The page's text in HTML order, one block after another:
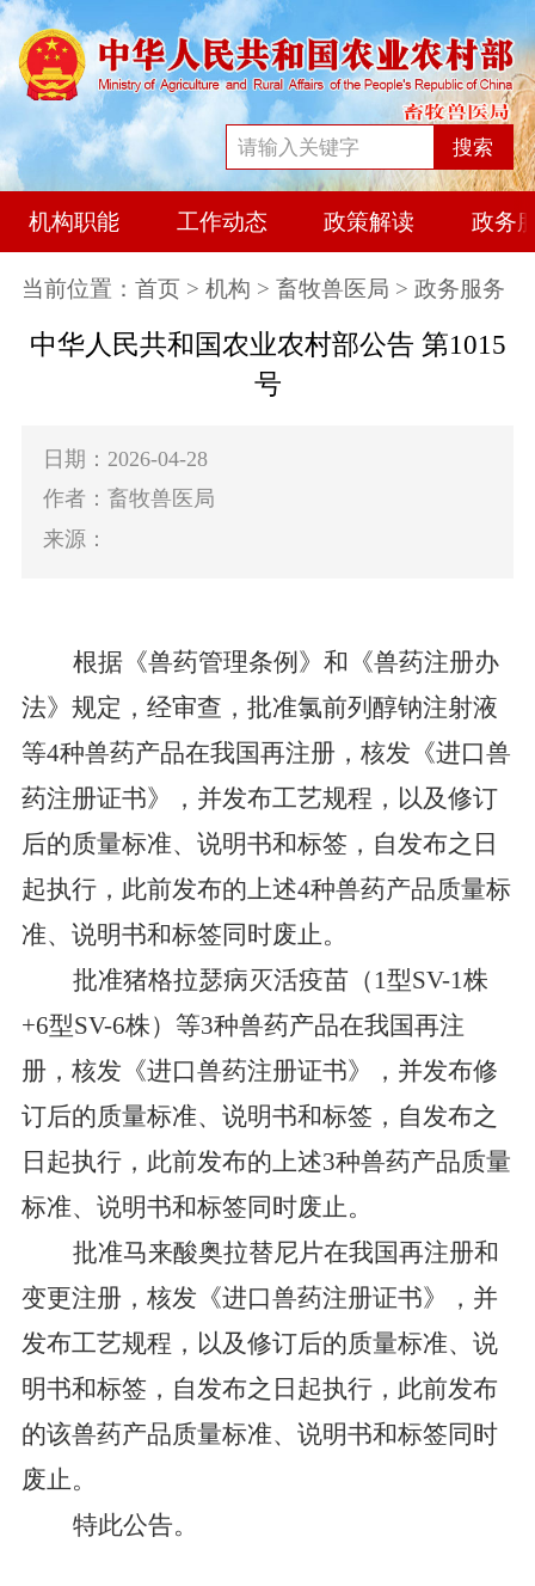
搜索
机构职能 工作动态 政策解读 政务
当前位置： 首页 > 机构 > 畜牧兽医局 > 政务服务
中华人民共和国农业农村部公告 第1015
号
日期：2026-04-28
作者：畜牧兽医局
来源：
根据《兽药管理条例》和《兽药注册办
法》规定， 经审查， 批准氯前列醇钠注射液
等4种兽药产品在我国再注册， 核发《进口兽
药注册证书》，并发布工艺规程，以及修订
后的质量标准、说明书和标签，自发布之日
起执行，此前发布的上述4种兽药产品质量标
准、说明书和标签同时废止。
批准猪格拉瑟病灭活疫苗（ 1型SV-1株
+6型SV-6株） 等3种兽药产品在我国再注
册， 核发《进口兽药注册证书》 ， 并发布修
订后的质量标准、说明书和标签 ， 自发布之
日起执行， 此前发布的上述3种兽药产品质量
标准、 说明书和标签同时废止。
批准马来酸奥拉替尼片在我国再注册和
变更注册， 核发《进口兽药注册证书》，并
发布工艺规程，以及修订后的质量标准、说
明书和标签，自发布之日起执行，此前发布
的该兽药产品质量标准、说明书和标签同时
废止。
特此公告。